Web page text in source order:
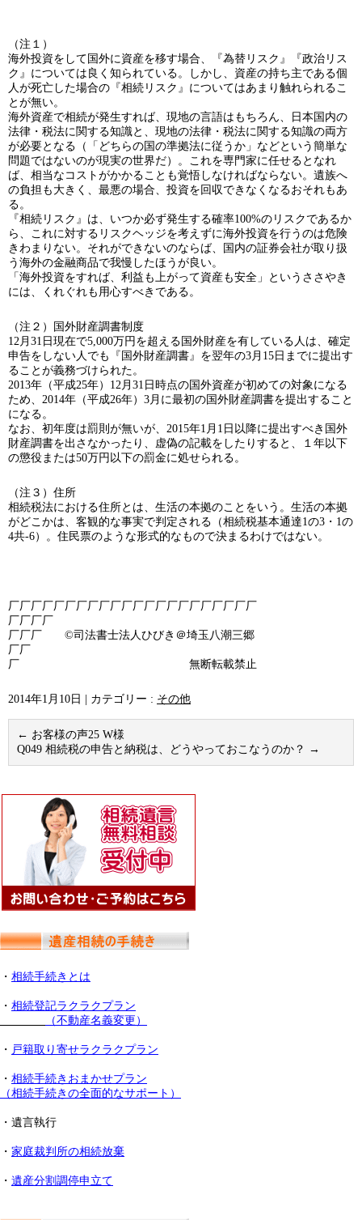
（注１）
海外投資をして国外に資産を移す場合、『為替リスク』『政治リス
ク』については良く知られている。しかし、資産の持ち主である個
人が死亡した場合の『相続リスク』についてはあまり触れられるこ
とが無い。
海外資産で相続が発生すれば、現地の言語はもちろん、日本国内の
法律・税法に関する知識と、現地の法律・税法に関する知識の両方
が必要となる（「どちらの国の準拠法に従うか」などという簡単な
問題ではないのが現実の世界だ）。これを専門家に任せるとなれ
ば、相当なコストがかかることも覚悟しなければならない。遺族へ
の負担も大きく、最悪の場合、投資を回収できなくなるおそれもあ
る。
『相続リスク』は、いつか必ず発生する確率100%のリスクであるか
ら、これに対するリスクヘッジを考えずに海外投資を行うのは危険
きわまりない。それができないのならば、国内の証券会社が取り扱
う海外の金融商品で我慢したほうが良い。
「海外投資をすれば、利益も上がって資産も安全」というささやき
には、くれぐれも用心すべきである。
（注２）国外財産調書制度
12月31日現在で5,000万円を超える国外財産を有している人は、確定
申告をしない人でも『国外財産調書』を翌年の3月15日までに提出す
ることが義務づけられた。
2013年（平成25年）12月31日時点の国外資産が初めての対象になる
ため、2014年（平成26年）3月に最初の国外財産調書を提出すること
になる。
なお、初年度は罰則が無いが、2015年1月1日以降に提出すべき国外
財産調書を出さなかったり、虚偽の記載をしたりすると、１年以下
の懲役または50万円以下の罰金に処せられる。
（注３）住所
相続税法における住所とは、生活の本拠のことをいう。生活の本拠
がどこかは、客観的な事実で判定される（相続税基本通達1の3・1の
4共-6）。住民票のような形式的なもので決まるわけではない。
厂厂厂厂厂厂厂厂厂厂厂厂厂厂厂厂厂厂厂厂厂厂
厂厂厂厂
厂厂厂 ©司法書士法人ひびき＠埼玉八潮三郷
厂厂
厂 無断転載禁止
2014年1月10日 カテゴリー : その他
← お客様の声25 W様
Q049 相続税の申告と納税は、どうやっておこなうのか？ →
・ 相続手続きとは
・ 相続登記ラクラクプラン
（不動産名義変更）
・ 戸籍取り寄せラクラクプラン
・ 相続手続きおまかせプラン
（相続手続きの全面的なサポート）
・遺言執行
・ 家庭裁判所の相続放棄
・ 遺産分割調停申立て